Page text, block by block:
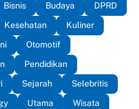
Bisnis Budaya
DPRD
Kesehatan
Kuliner
Otomotif
Pendidikan
Sejarah
Selebritis
Utama Wisata